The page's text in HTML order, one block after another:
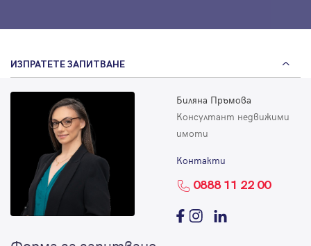
ИЗПРАТЕТЕ ЗАПИТВАНЕ
Биляна Пръмова
Консултант недвижими
имоти
Контакти
0888 11 22 00